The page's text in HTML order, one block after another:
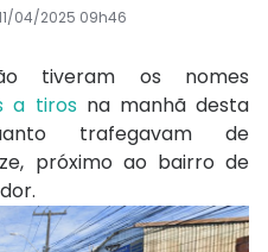
04/2025 09h46
tiveram os nomes
a tirosna manhã desta
trafegavam de
próximo ao bairro de